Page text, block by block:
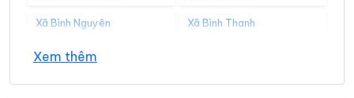
Xã Bình Nguyên Xã Bình Thanh
Xã Châu Ninh
Xã Đại Đồng Xã Diên Hà
Xem thêm